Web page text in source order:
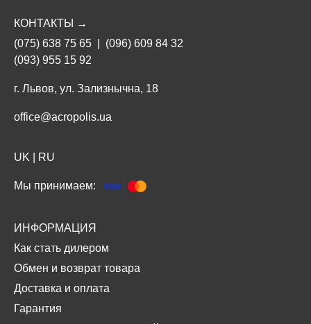
КОНТАКТЫ →
(075) 638 75 65
(096) 609 84 32
(093) 955 15 92
г. Львов, ул. Зализнычна, 18
office@acropolis.ua
UK RU
Мы принимаем:
ИНФОРМАЦИЯ
Как стать дилером
Обмен и возврат товара
Доставка и оплата
Гарантия